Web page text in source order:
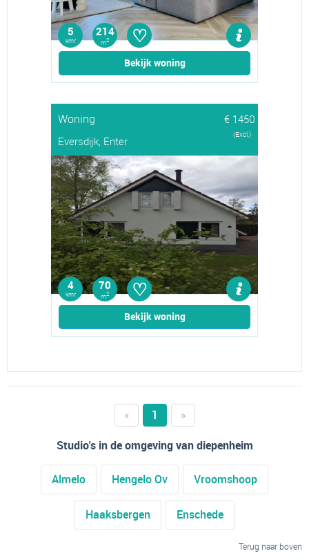
5
kmr
214
m2 ♡
Bekijk woning
Woning
€ 1450
Eversdijk, Enter
(Excl.)
4
kmr
70
m2 ♡
Bekijk woning
« 1
»
Studio's in de omgeving van diepenheim
Almelo Hengelo Ov Vroomshoop
Haaksbergen Enschede
Terug naar boven